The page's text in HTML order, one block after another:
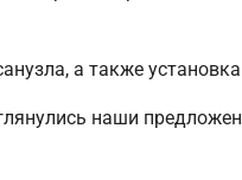
а также
наши